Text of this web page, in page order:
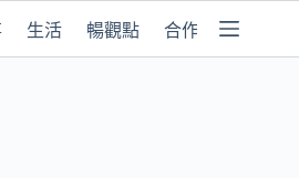
生活 暢觀點 合作媒體